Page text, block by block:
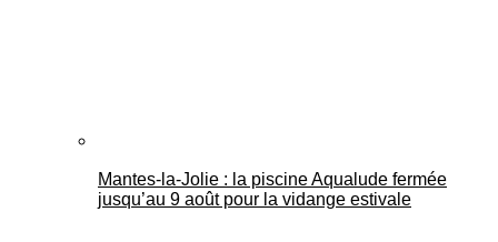
Mantes-la-Jolie : la piscine Aqualude fermée
jusqu’au 9 août pour la vidange estivale